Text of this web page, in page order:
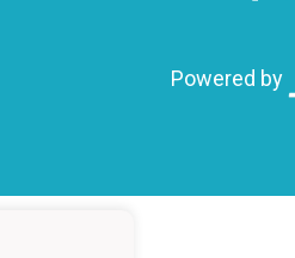
Powered by